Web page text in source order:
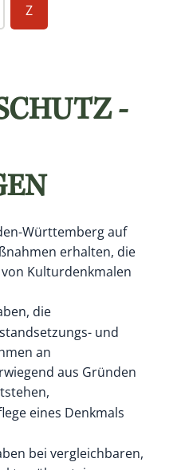
Z
-
Württemberg auf
erhalten, die
Kulturdenkmalen
die
und
an
aus Gründen
eines Denkmals
bei vergleichbaren,